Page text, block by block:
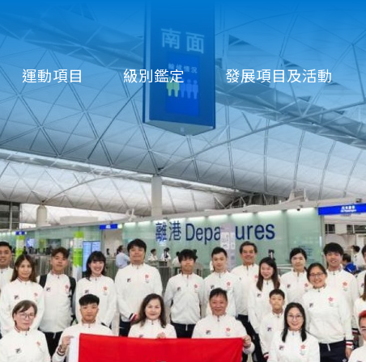
運動項目 級別鑑定 發展項目及活動